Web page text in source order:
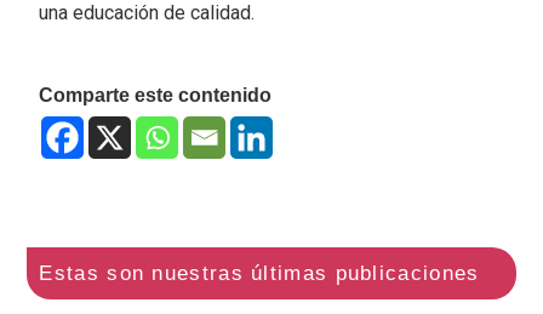
una educación de calidad.
Comparte este contenido